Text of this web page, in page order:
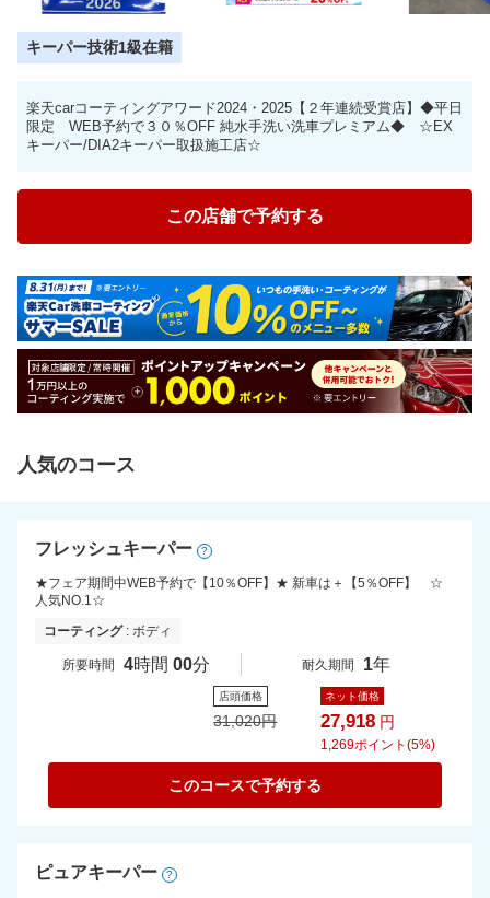
キーパー技術1級在籍
楽天carコーティングアワード2024・2025【２年連続受賞店】◆平日
限定 WEB予約で３０％OFF 純水手洗い洗車プレミアム◆ ☆EX
キーパー/DIA2キーパー取扱施工店☆
この店舗で予約する
人気のコース
フレッシュキーパー ?
★フェア期間中WEB予約で【10％OFF】★ 新車は＋【5％OFF】 ☆
人気NO.1☆
コーティング: ボディ
所要時間 4時間 00分 耐久期間 1年
店頭価格
31,020円
ネット価格
27,918 円
1,269ポイント(5%)
このコースで予約する
ピュアキーパー ?